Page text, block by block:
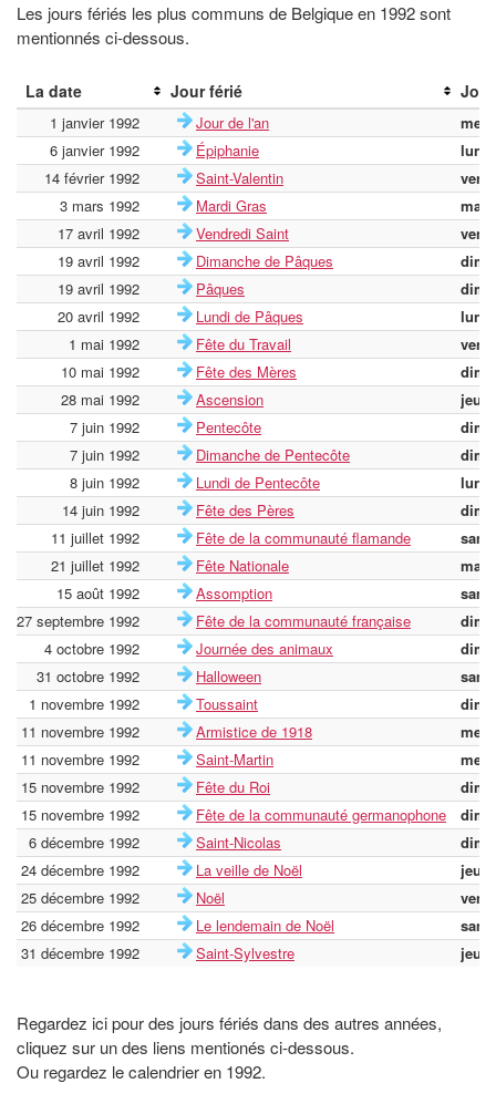
Les jours fériés les plus communs de Belgique en 1992 sont
mentionnés ci-dessous.
La date Jour férié Jour
1 janvier 1992 Jour de l'an
6 janvier 1992
Épiphanie
lundi
14 février 1992
Saint-Valentin
3 mars 1992
Mardi Gras
17 avril 1992
Vendredi Saint
19 avril 1992
Dimanche de Pâques
19 avril 1992
Pâques
20 avril 1992
Lundi de Pâques
lundi
1 mai 1992
Fête du Travail
10 mai 1992
Fête des Mères
28 mai 1992
Ascension
jeudi
7 juin 1992
Pentecôte
7 juin 1992
Dimanche de Pentecôte
8 juin 1992
Lundi de Pentecôte
lundi
14 juin 1992
Fête des Pères
11 juillet 1992
Fête de la communauté flamande
21 juillet 1992
Fête Nationale
15 août 1992
Assomption
27 septembre 1992
Fête de la communauté française
4 octobre 1992
Journée des animaux
31 octobre 1992
Halloween
1 novembre 1992
Toussaint
11 novembre 1992
Armistice de 1918
11 novembre 1992
Saint-Martin
15 novembre 1992
Fête du Roi
15 novembre 1992
Fête de la communauté germanophone
6 décembre 1992
Saint-Nicolas
24 décembre 1992
La veille de Noël
jeudi
25 décembre 1992
Noël
26 décembre 1992
Le lendemain de Noël
31 décembre 1992
Saint-Sylvestre jeudi
Regardez ici pour des jours fériés dans des autres années,
cliquez sur un des liens mentionés ci-dessous.
Ou regardez le calendrier en 1992.